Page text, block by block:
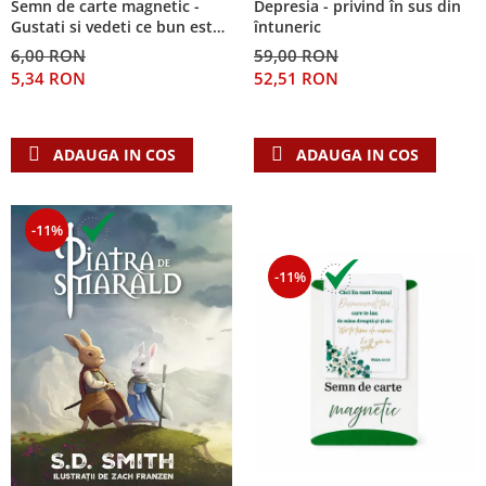
Despre afaceri
Dezvoltare personala
Leadership
Mediu
Semn de carte magnetic -
Gustati si vedeti ce bun este
Domnul!
6,00 RON
5,34 RON
ADAUGA IN COS
Depresia - privind în sus din
întuneric
59,00 RON
52,51 RON
ADAUGA IN COS
-11%
-11%